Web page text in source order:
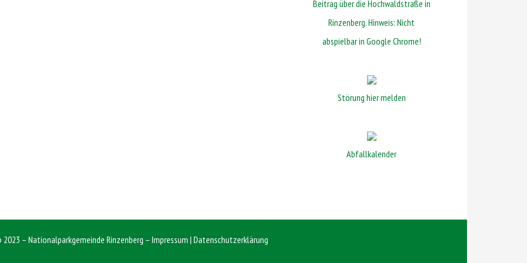
Beitrag über die Hochwaldstraße in
Rinzenberg. Hinweis: Nicht
abspielbar in Google Chrome!
Störung hier melden
Abfallkalender
– Nationalparkgemeinde Rinzenberg – Impressum | Datenschutzerklärung